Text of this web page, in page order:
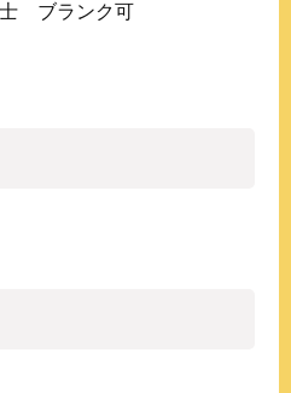
士 ブランク可